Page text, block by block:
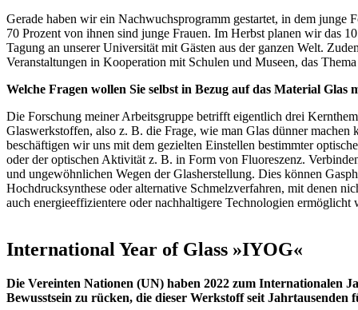
Gerade haben wir ein Nachwuchsprogramm gestartet, in dem junge
70 Prozent von ihnen sind junge Frauen. Im Herbst planen wir das
Tagung an unserer Universität mit Gästen aus der ganzen Welt.
Veranstaltungen in Kooperation mit Schulen und Museen, das
Welche Fragen wollen Sie selbst in Bezug auf das Material
Die Forschung meiner Arbeitsgruppe betrifft eigentlich drei
Glaswerkstoffen, also z. B. die Frage, wie man Glas dünner machen
beschäftigen wir uns mit dem gezielten Einstellen bestimmter
oder der optischen Aktivität z. B. in Form von Fluoreszenz.
und ungewöhnlichen Wegen der Glasherstellung. Dies können
Hochdrucksynthese oder alternative Schmelzverfahren, mit denen
auch energieeffizientere oder nachhaltigere Technologien ermöglicht
International Year of Glass »IYOG«
Die Vereinten Nationen (UN) haben 2022 zum Internationalen
Bewusstsein zu rücken, die dieser Werkstoff seit